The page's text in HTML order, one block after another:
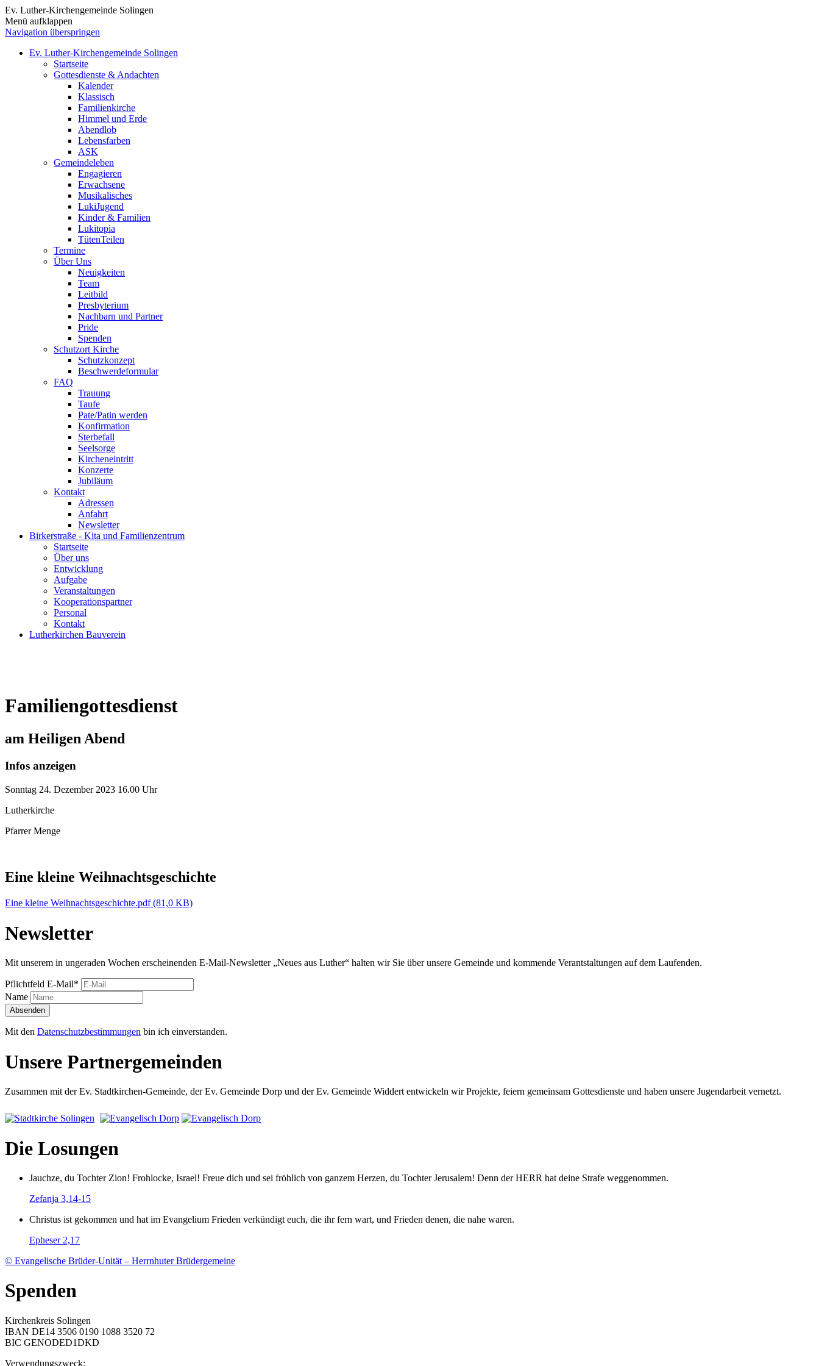
Ev. Luther-Kirchengemeinde Solingen
Menü aufklappen
Navigation überspringen
Ev. Luther-Kirchengemeinde Solingen
Startseite
Gottesdienste & Andachten
Kalender
Klassisch
Familienkirche
Himmel und Erde
Abendlob
Lebensfarben
ASK
Gemeindeleben
Engagieren
Erwachsene
Musikalisches
LukiJugend
Kinder & Familien
Lukitopia
TütenTeilen
Termine
Über Uns
Neuigkeiten
Team
Leitbild
Presbyterium
Nachbarn und Partner
Pride
Spenden
Schutzort Kirche
Schutzkonzept
Beschwerdeformular
FAQ
Trauung
Taufe
Pate/Patin werden
Konfirmation
Sterbefall
Seelsorge
Kircheneintritt
Konzerte
Jubiläum
Kontakt
Adressen
Anfahrt
Newsletter
Birkerstraße - Kita und Familienzentrum
Startseite
Über uns
Entwicklung
Aufgabe
Veranstaltungen
Kooperationspartner
Personal
Kontakt
Lutherkirchen Bauverein
Familiengottesdienst
am Heiligen Abend
Infos anzeigen
Sonntag 24. Dezember 2023 16.00 Uhr
Lutherkirche
Pfarrer Menge
Eine kleine Weihnachtsgeschichte
Eine kleine Weihnachtsgeschichte.pdf(81,0 KB)
Newsletter
Mit unserem in ungeraden Wochen erscheinenden E-Mail-Newsletter „Neues aus Luther“ halten wir Sie über unsere Gemeinde und kommende Verantstaltungen auf dem Laufenden.
Pflichtfeld E-Mail*
Name
Absenden
Mit den Datenschutzbestimmungen bin ich einverstanden.
Unsere Partnergemeinden
Zusammen mit der Ev. Stadtkirchen-Gemeinde, der Ev. Gemeinde Dorp und der Ev. Gemeinde Widdert entwickeln wir Projekte, feiern gemeinsam Gottesdienste und haben unsere Jugendarbeit vernetzt.
Die Losungen
Jauchze, du Tochter Zion! Frohlocke, Israel! Freue dich und sei fröhlich von ganzem Herzen, du Tochter Jerusalem! Denn der HERR hat deine Strafe weggenommen.
Zefanja 3,14-15
Christus ist gekommen und hat im Evangelium Frieden verkündigt euch, die ihr fern wart, und Frieden denen, die nahe waren.
Epheser 2,17
© Evangelische Brüder-Unität – Herrnhuter Brüdergemeine
Spenden
Kirchenkreis Solingen
IBAN DE14 3506 0190 1088 3520 72
BIC GENODED1DKD
Verwendungszweck: